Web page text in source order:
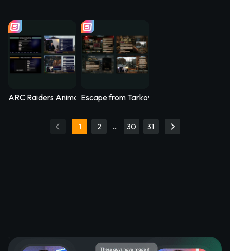
ARC Raiders Animated Stream Overlay – Arcfall
Escape from Tarkov Animated Stream
1 2 … 30 31